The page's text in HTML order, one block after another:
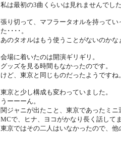
私は最初の3曲くらいは見れませんでした
張り切って、マフラータオルを持って
た････。
あのタオルはもう使うことがないのかな
会場に着いたのは開演ギリギリ。
グッズを見る時間もなかったのです。
けど、東京と同じものだったようですね。
東京と少し構成も変わっていました。
うーーーん。
関ジャニが出たこと、東京であったミニ
MCで、ヒナ、ヨコがかなり長く話してま
東京ではその二人はいなかったので、他